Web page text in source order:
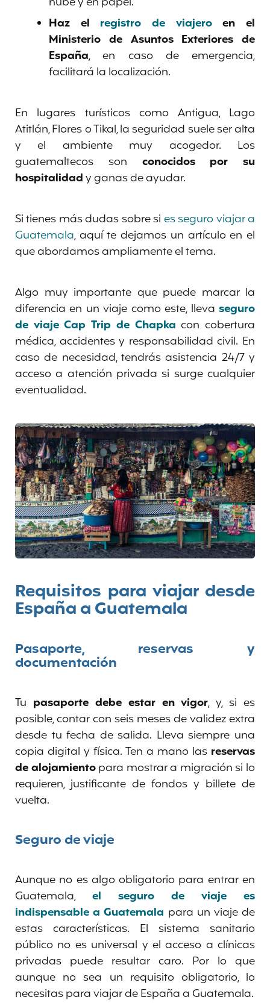
Haz el registro de viajeroen el
Ministerio de Asuntos Exteriores de
España, en caso de emergencia,
facilitará la localización.
En lugares turísticos como Antigua, Lago
Atitlán, Flores o Tikal, la seguridad suele ser alta
y el ambiente muy acogedor. Los
guatemaltecos son conocidos por su
hospitalidady ganas de ayudar.
Si tienes más dudas sobre si es seguro viajar a
Guatemala, aquí te dejamos un artículo en el
que abordamos ampliamente el tema.
Algo muy importante que puede marcar la
diferencia en un viaje como este, lleva seguro
de viaje Cap Trip de Chapka con cobertura
médica, accidentes y responsabilidad civil. En
caso de necesidad, tendrás asistencia 24/7 y
acceso a atención privada si surge cualquier
eventualidad.
Requisitos para viajar desde
España a Guatemala
Pasaporte, reservas y
documentación
Tu pasaporte debe estar en vigor, y, si es
posible, contar con seis meses de validez extra
desde tu fecha de salida. Lleva siempre una
copia digital y física. Ten a mano las reservas
de alojamientopara mostrar a migración si lo
requieren, justificante de fondos y billete de
vuelta.
Seguro de viaje
Aunque no es algo obligatorio para entrar en
Guatemala, el seguro de viaje es
indispensable a Guatemala para un viaje de
estas características. El sistema sanitario
público no es universal y el acceso a clínicas
privadas puede resultar caro. Por lo que
aunque no sea un requisito obligatorio, lo
necesitas para viajar de España a Guatemala.